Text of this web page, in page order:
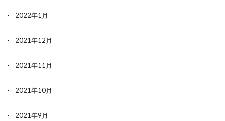
2022年1月
2021年12月
2021年11月
2021年10月
2021年9月